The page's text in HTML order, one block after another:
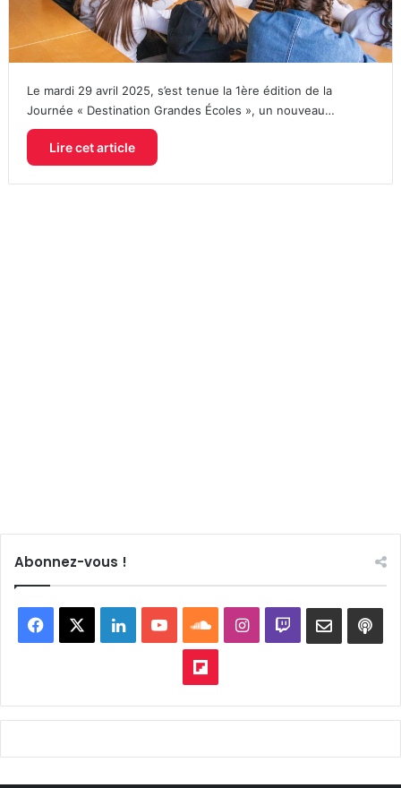
Le mardi 29 avril 2025, s’est tenue la 1ère édition de la
Journée « Destination Grandes Écoles », un nouveau…
Lire cet article
Abonnez-vous !
Facebook LinkedinYouTubeSoundCloud
Instagram
Twitch
Flipboard